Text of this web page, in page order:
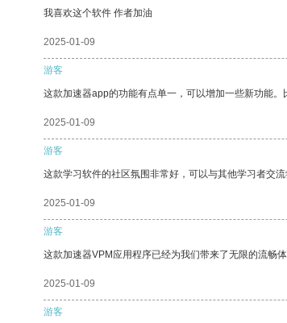
我喜欢这个软件 作者加油
2025-01-09
游客
这款加速器app的功能有点单一，可以增加一些新功能
2025-01-09
游客
这款学习软件的社区氛围非常好，可以与其他学习者交流
2025-01-09
游客
这款加速器VPM应用程序已经为我们带来了无限的流畅体
2025-01-09
游客